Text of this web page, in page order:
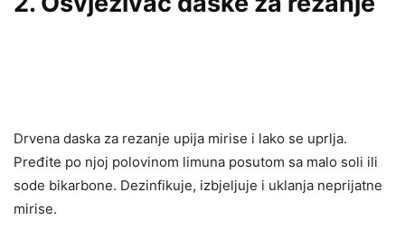
Drvena daska za rezanje upija mirise i lako se uprlja.
Pređite po njoj polovinom limuna posutom sa malo soli ili
sode bikarbone. Dezinfikuje, izbjeljuje i uklanja neprijatne
mirise.